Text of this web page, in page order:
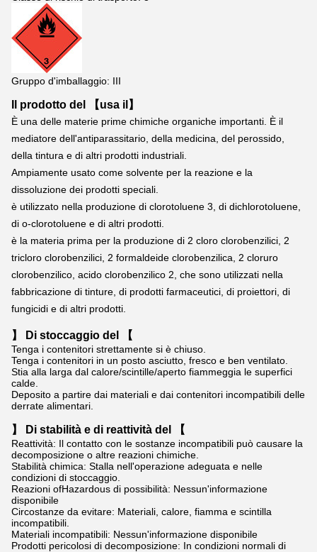
Gruppo d'imballaggio: III
Il prodotto del 【usa il】
È una delle materie prime chimiche organiche importanti. È il
mediatore dell'antiparassitario, della medicina, del perossido,
della tintura e di altri prodotti industriali.
Ampiamente usato come solvente per la reazione e la
dissoluzione dei prodotti speciali.
è utilizzato nella produzione di clorotoluene 3, di dichlorotoluene,
di o-clorotoluene e di altri prodotti.
è la materia prima per la produzione di 2 cloro clorobenzilici, 2
tricloro clorobenzilici, 2 formaldeide clorobenzilica, 2 cloruro
clorobenzilico, acido clorobenzilico 2, che sono utilizzati nella
fabbricazione di tinture, di prodotti farmaceutici, di proiettori, di
fungicidi e di altri prodotti.
】 Di stoccaggio del 【
Tenga i contenitori strettamente si è chiuso.
Tenga i contenitori in un posto asciutto, fresco e ben ventilato.
Stia alla larga dal calore/scintille/aperto fiammeggia le superfici
calde.
Deposito a partire dai materiali e dai contenitori incompatibili delle
derrate alimentari.
】 Di stabilità e di reattività del 【
Reattività: Il contatto con le sostanze incompatibili può causare la
decomposizione o altre reazioni chimiche.
Stabilità chimica: Stalla nell'operazione adeguata e nelle
condizioni di stoccaggio.
Reazioni ofHazardous di possibilità: Nessun'informazione
disponibile
Circostanze da evitare: Materiali, calore, fiamma e scintilla
incompatibili.
Materiali incompatibili: Nessun'informazione disponibile
Prodotti pericolosi di decomposizione: In condizioni normali di